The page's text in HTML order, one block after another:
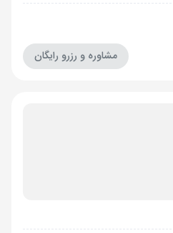
مشاوره و رزرو رایگان